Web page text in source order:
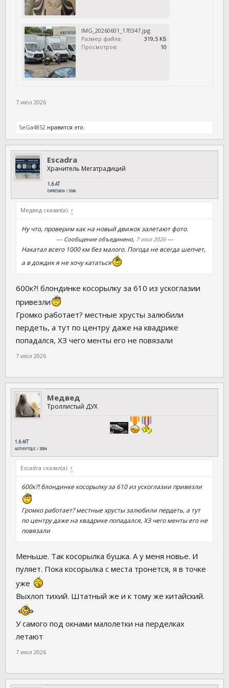
IMG_20260601_170347.jpg
Размер файла:
319,5 КБ
Просмотров:
10
7 июл 2026
SeGa4852 нравится это.
Escadra
Хранитель Мегатрадиций
Медвед сказал(а): ↑
Ну что, проверим как на новый движок залетают фото.
--- Сообщение объединено, 7 июл 2026---
Накатал всего 1000 км без малого. Погода не всегда шепчет,
а в дождик я не хочу кататься
600к?! блондинке косорылку за 610 из ускоглазии
привезли
Громко работает? местные хрусты залюбили
пердеть, а тут по центру даже на квадрике
попадался, ХЗ чего менты его не повязали
7 июл 2026
Медвед
Троллистый ДУХ
Escadra сказал(а): ↑
600к?! блондинке косорылку за 610 из ускоглазии привезли
Громко работает? местные хрусты залюбили пердеть, а тут
по центру даже на квадрике попадался, ХЗ чего менты его не
повязали
Меньше. Так косорылка бушка. А у меня новье. И
пуляет. Пока косорылка с места тронется, я в точке
уже
Выхлоп тихий. Штатный же и к тому же китайский.
У самого под окнами малолетки на перделках
летают
7 июл 2026